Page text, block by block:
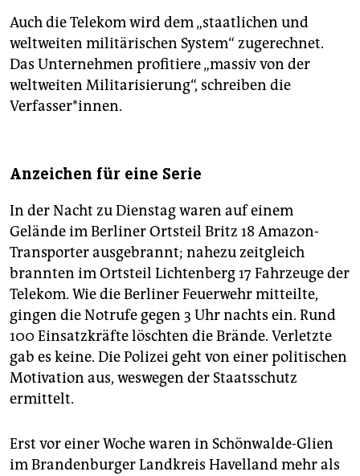
Auch die Telekom wird dem „staatlichen und
weltweiten militärischen System“ zugerechnet.
Das Unternehmen profitiere „massiv von der
weltweiten Militarisierung“, schreiben die
Verfasser*innen.
Anzeichen für eine Serie
In der Nacht zu Dienstag waren auf einem
Gelände im Berliner Ortsteil Britz 18 Amazon-
Transporter ausgebrannt; nahezu zeitgleich
brannten im Ortsteil Lichtenberg 17 Fahrzeuge der
Telekom. Wie die Berliner Feuerwehr mitteilte,
gingen die Notrufe gegen 3 Uhr nachts ein. Rund
100 Einsatzkräfte löschten die Brände. Verletzte
gab es keine. Die Polizei geht von einer politischen
Motivation aus, weswegen der Staatsschutz
ermittelt.
Erst vor einer Woche waren in Schönwalde-Glien
im Brandenburger Landkreis Havelland mehr als